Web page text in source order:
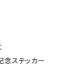
念ステッカー